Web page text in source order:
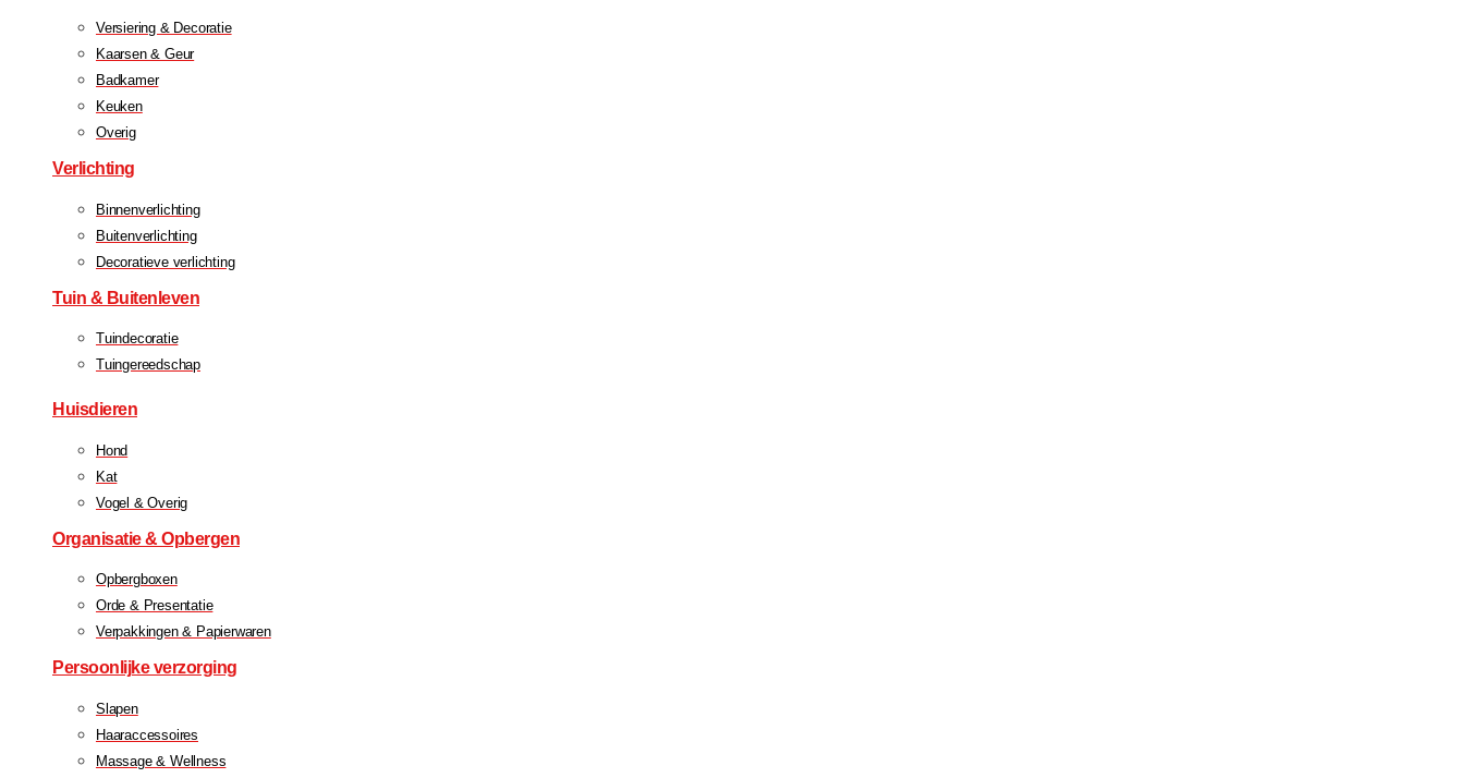
Versiering & Decoratie
Kaarsen & Geur
Badkamer
Keuken
Overig
Verlichting
Binnenverlichting
Buitenverlichting
Decoratieve verlichting
Tuin & Buitenleven
Tuindecoratie
Tuingereedschap
Huisdieren
Hond
Kat
Vogel & Overig
Organisatie & Opbergen
Opbergboxen
Orde & Presentatie
Verpakkingen & Papierwaren
Persoonlijke verzorging
Slapen
Haaraccessoires
Massage & Wellness